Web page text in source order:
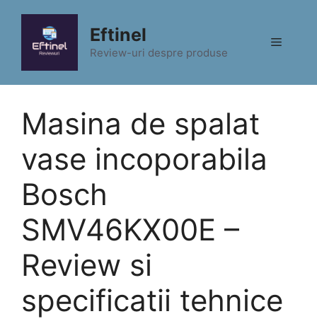
conținut
Eftinel
Review-uri despre produse
Meniu
Masina de spalat
vase incoporabila
Bosch
SMV46KX00E –
Review si
specificatii tehnice